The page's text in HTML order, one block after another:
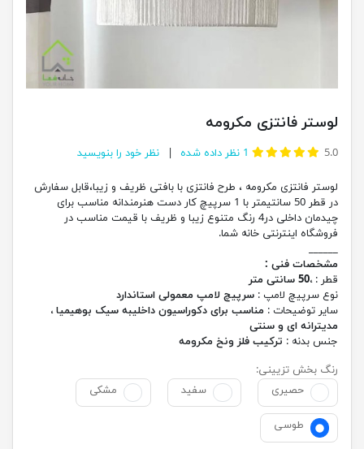
لوستر فانتزی مکرومه
5.0
1 نظر داده شده نظر خود را بنویسید
لوستر فانتزی مکرومه ، طرح فانتزی با بافتی ظریف و زیبا،قابل سفارش
در قطر 50 سانتیمتر با 1 سرپیچ کار دست هنرمندانه مناسب برای
چیدمان داخلی در4 رنگ متنوع زیبا و ظریف با قیمت مناسب در
فروشگاه اینترنتی خانه شما.
______
مشخصات فنی :
قطر :،50 سانتی متر
نوع سرپیچ لامپ : سرپیچ لامپ معمولی استاندارد
سایر توضیحات : مناسب برای دکوراسیون داخلیبه سیک بوهیمیا ،
مدیترانه ای و سنتی
جنس بدنه : ترکیب فلز ونخ مکرومه
رنگ بخش تزیینی:
حصیری
سفید مشکی
طوسی